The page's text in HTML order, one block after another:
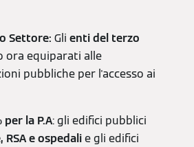
Settore: Gli enti del terzo
ora equiparati alle
pubbliche per l'accesso ai
la P.A: gli edifici pubblici
RSA e ospedalie gli edifici